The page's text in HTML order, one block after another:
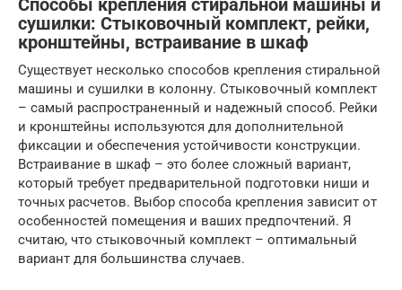
Способы крепления стиральной машины и
сушилки: Стыковочный комплект, рейки,
кронштейны, встраивание в шкаф
Существует несколько способов крепления стиральной
машины и сушилки в колонну. Стыковочный комплект
– самый распространенный и надежный способ. Рейки
и кронштейны используются для дополнительной
фиксации и обеспечения устойчивости конструкции.
Встраивание в шкаф – это более сложный вариант,
который требует предварительной подготовки ниши и
точных расчетов. Выбор способа крепления зависит от
особенностей помещения и ваших предпочтений. Я
считаю, что стыковочный комплект – оптимальный
вариант для большинства случаев.